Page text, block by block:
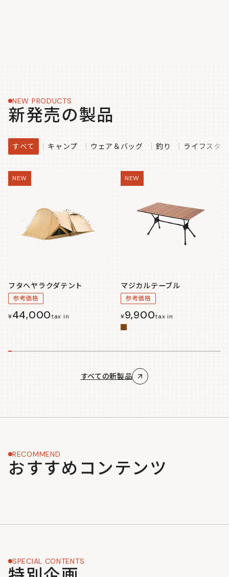
NEW PRODUCTS
新発売の製品
すべて キャンプ ウェア＆バッグ 釣り ライフスタ
NEW
フタヘヤラクダテント
参考価格
¥44,000tax in
NEW
マジカルテーブル
参考価格
¥9,900tax in
すべての新製品
RECOMMEND
おすすめコンテンツ
SPECIAL CONTENTS